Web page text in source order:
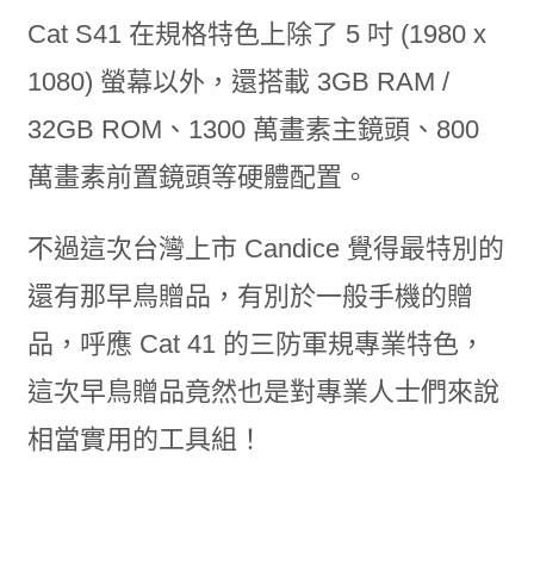
Cat S41 在規格特色上除了 5 吋 (1980 x
1080) 螢幕以外，還搭載 3GB RAM /
32GB ROM、1300 萬畫素主鏡頭、800
萬畫素前置鏡頭等硬體配置。
不過這次台灣上市 Candice 覺得最特別的
還有那早鳥贈品，有別於一般手機的贈
品，呼應 Cat 41 的三防軍規專業特色，
這次早鳥贈品竟然也是對專業人士們來說
相當實用的工具組！